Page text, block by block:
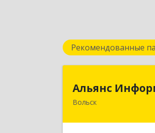
Рекомендованные
Альянс
Вольск412906,